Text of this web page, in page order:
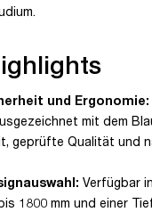
und Ergonomie:
mit dem
geprüfte Qualität und
Verfügbar
1800 mm und einer